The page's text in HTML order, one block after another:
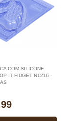
COM SILICONE
IT FIDGET N1216 -